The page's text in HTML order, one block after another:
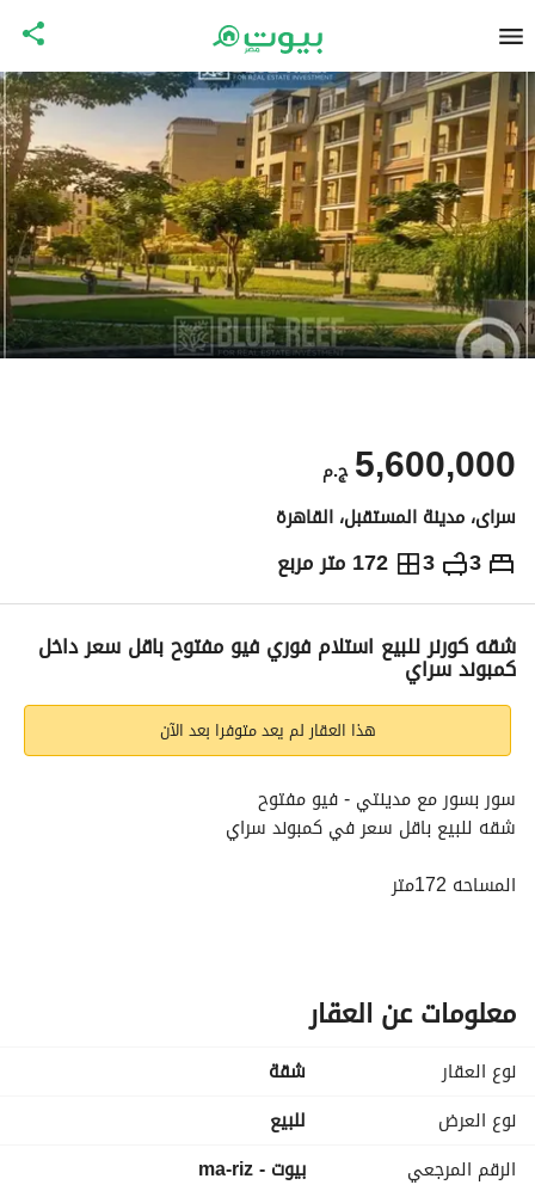
ج.م 5,600,000
سراى، مدينة المستقبل، القاهرة
3
3 172 متر مربع ج.م5,600,000
التفاصيل الاتجاهات والمؤشرات رهن عقاري
شقه كورنر للبيع استلام فوري فيو مفتوح باقل سعر داخل
كمبوند سراي
هذا العقار لم يعد متوفرا بعد الآن
سور بسور مع مدينتي - فيو مفتوح
شقه للبيع باقل سعر في كمبوند سراي
المساحه 172متر
==============================================
خدمات ومميزات الكمبوند
مساحات خضراء وحدائق
بحيرات صناعية ومسطحات مائية
مسارات للمشي والرياضة وركوب الدراجات
نوادي رياضية وجيم وسبا
مدارس دولية داخل المشروع
معلومات عن العقار
نوع العقار
شقة
نوع العرض
للبيع
الرقم المرجعي
بيوت - ma-riz